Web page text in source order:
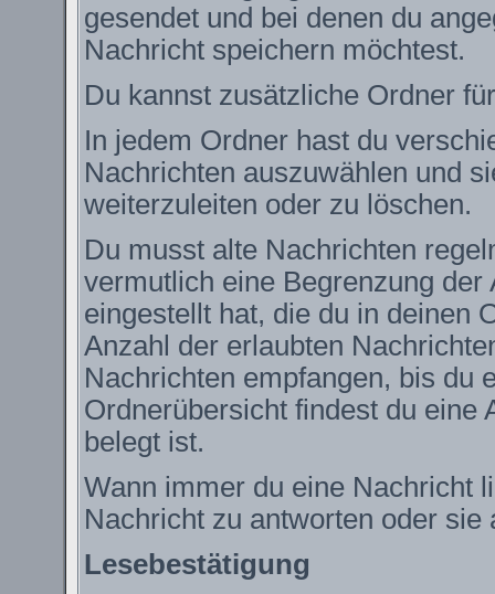
gesendet und bei denen du
Nachricht speichern möchtest.
Du kannst zusätzliche Ordner
In jedem Ordner hast du
Nachrichten auszuwählen und
weiterzuleiten oder zu löschen.
Du musst alte Nachrichten
vermutlich eine Begrenzung
eingestellt hat, die du in deinen
Anzahl der erlaubten
Nachrichten empfangen, bis du
Ordnerübersicht findest du eine
belegt ist.
Wann immer du eine Nachricht
Nachricht zu antworten oder
Lesebestätigung